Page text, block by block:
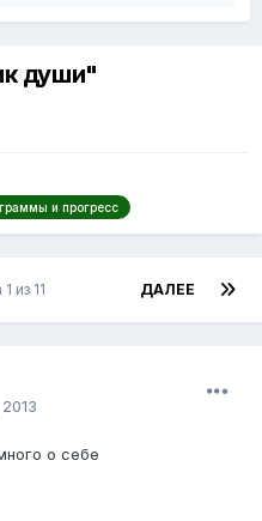
души"
и прогресс
ДАЛЕЕ
из 11
о себе